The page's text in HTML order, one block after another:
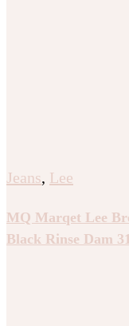
Jeans, Lee
MQ Marqet Lee
Black Rinse Dam